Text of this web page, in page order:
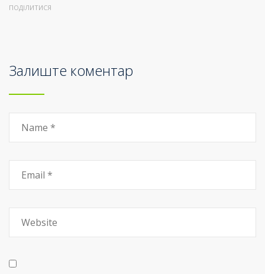
ПОДІЛИТИСЯ
Залиште коментар